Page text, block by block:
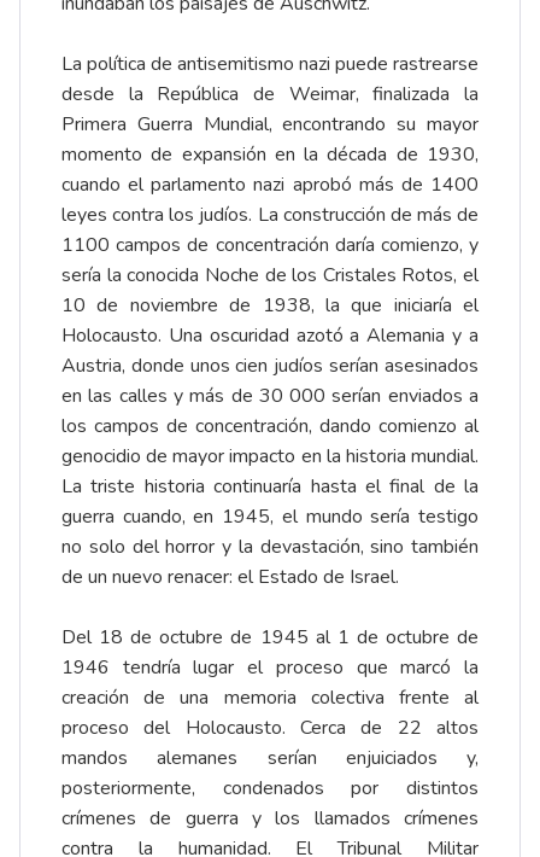
La política de antisemitismo nazi puede rastrearse
desde la República de Weimar, finalizada la
Primera Guerra Mundial, encontrando su mayor
momento de expansión en la década de 1930,
cuando el parlamento nazi aprobó más de 1400
leyes contra los judíos. La construcción de más de
1100 campos de concentración daría comienzo, y
sería la conocida Noche de los Cristales Rotos, el
10 de noviembre de 1938, la que iniciaría el
Holocausto. Una oscuridad azotó a Alemania y a
Austria, donde unos cien judíos serían asesinados
en las calles y más de 30 000 serían enviados a
los campos de concentración, dando comienzo al
genocidio de mayor impacto en la historia mundial.
La triste historia continuaría hasta el final de la
guerra cuando, en 1945, el mundo sería testigo
no solo del horror y la devastación, sino también
de un nuevo renacer: el Estado de Israel.
Del 18 de octubre de 1945 al 1 de octubre de
1946 tendría lugar el proceso que marcó la
creación de una memoria colectiva frente al
proceso del Holocausto. Cerca de 22 altos
mandos alemanes serían enjuiciados y,
posteriormente, condenados por distintos
crímenes de guerra y los llamados crímenes
contra la humanidad. El Tribunal Militar